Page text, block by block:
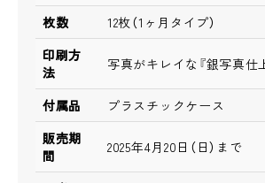
枚数
12枚（1ヶ月タイプ）
印刷方
法
写真がキレイな『銀写真仕
付属品
プラスチックケース
販売期
間
2025年4月20日（日）まで